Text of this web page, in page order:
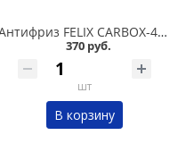
Антифриз FELIX CARBOX-40 1 кг красный в Омске
370 руб.
шт
В корзину